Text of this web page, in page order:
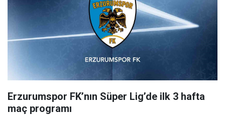
Erzurumspor FK’nın Süper Lig’de ilk 3 hafta
maç programı